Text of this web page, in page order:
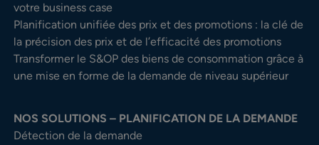
votre business case
Planification unifiée des prix et des promotions : la clé de
la précision des prix et de l’efficacité des promotions
Transformer le S&OP des biens de consommation grâce à
une mise en forme de la demande de niveau supérieur
NOS SOLUTIONS – PLANIFICATION DE LA DEMANDE
Détection de la demande